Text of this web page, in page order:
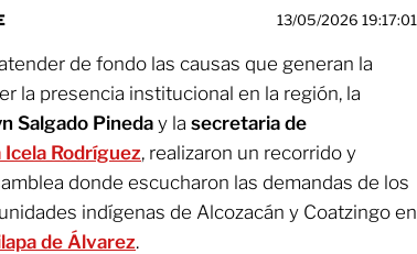
13/05/2026 19:17:01
de fondo las causas que generan la
la presencia institucional en la región, la
Salgado Pineday la secretaria de
Icela Rodríguez, realizaron un recorrido y
donde escucharon las demandas de los
indígenas de Alcozacán y Coatzingo en
de Álvarez.